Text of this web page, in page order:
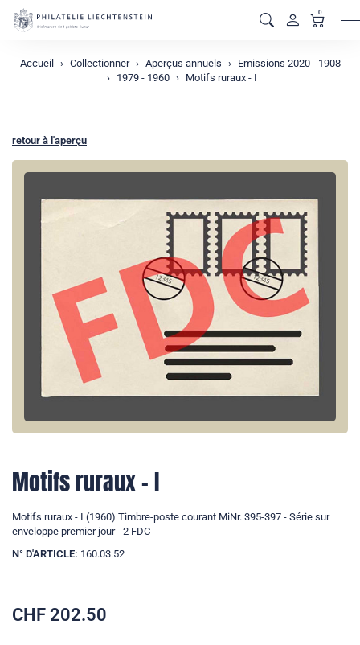
0
Accueil Collectionner Aperçus annuels
Emissions 2020 - 1908
1979 - 1960
Motifs ruraux - I
retour à l'aperçu
Motifs ruraux - I
Motifs ruraux - I (1960) Timbre-poste courant MiNr. 395-397 - Série sur
enveloppe premier jour - 2 FDC
N° D'ARTICLE: 160.03.52
CHF 202.50